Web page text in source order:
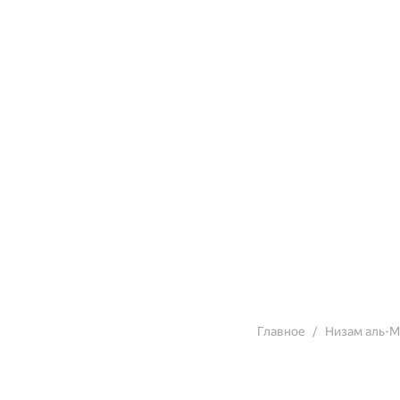
Главное Низам аль-